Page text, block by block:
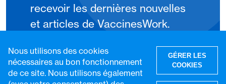
recevoir les dernières nouvelles
et articles de VaccinesWork.
S'abonner
Nous utilisons des cookies
nécessaires au bon fonctionnement
de ce site. Nous utilisons également
GÉRER LES
COOKIES